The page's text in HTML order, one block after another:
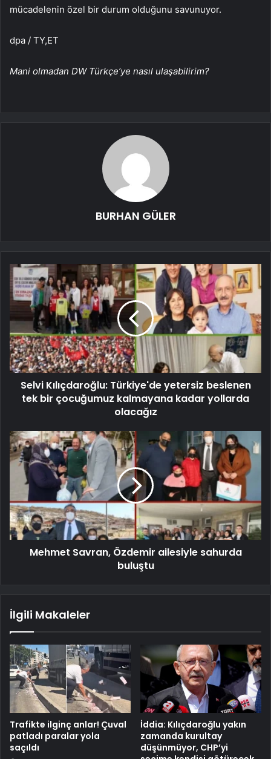
mücadelenin özel bir durum olduğunu savunuyor.
dpa / TY,ET
Mani olmadan DW Türkçe’ye nasıl ulaşabilirim?
BURHAN GÜLER
Selvi Kılıçdaroğlu: Türkiye'de yetersiz beslenen
tek bir çocuğumuz kalmayana kadar yollarda
olacağız
Mehmet Savran, Özdemir ailesiyle sahurda
buluştu
İlgili Makaleler
Trafikte ilginç anlar! Çuval
patladı paralar yola
saçıldı
İddia: Kılıçdaroğlu yakın
zamanda kurultay
düşünmüyor, CHP’yi